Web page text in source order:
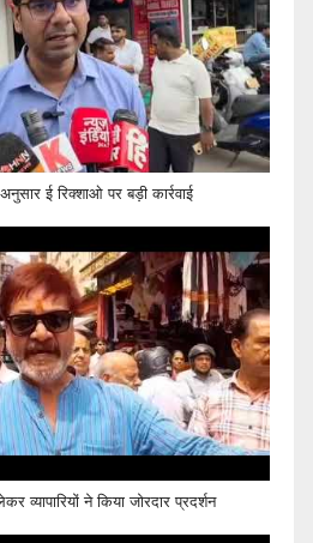
ई रिक्शाओ पर बड़ी कार्रवाई
व्यापारियों ने किया जोरदार प्रदर्शन